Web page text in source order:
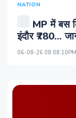
NATION
MP में बस
इंदौर ₹780...
06-08-26 08:08:10PM